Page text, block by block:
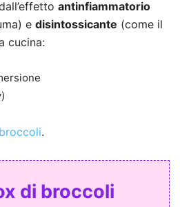
antinfiammatorio
e disintossicante (come il
cucina:
.
di broccoli